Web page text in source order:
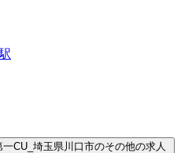
CU_埼玉県川口市のその他の求人